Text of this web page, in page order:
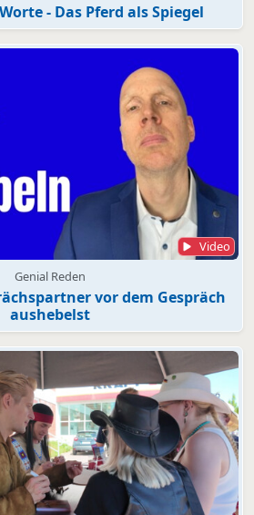
- Das Pferd als Spiegel
Video
Genial Reden
vor dem Gespräch
aushebelst